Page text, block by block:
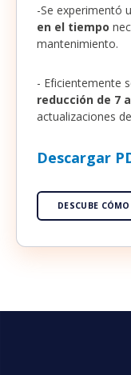
-Se experimentó
en el tiempo
mantenimiento.
- Eficientemente
reducción de 7
actualizaciones
Descargar
DESCUBE